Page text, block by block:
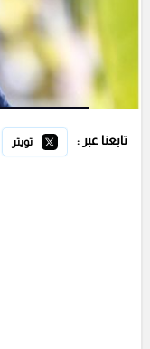
تابعنا عبر : تويتر